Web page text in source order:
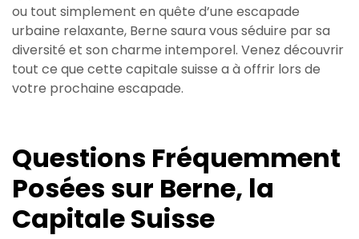
ou tout simplement en quête d’une escapade
urbaine relaxante, Berne saura vous séduire par sa
diversité et son charme intemporel. Venez découvrir
tout ce que cette capitale suisse a à offrir lors de
votre prochaine escapade.
Questions Fréquemment
Posées sur Berne, la
Capitale Suisse